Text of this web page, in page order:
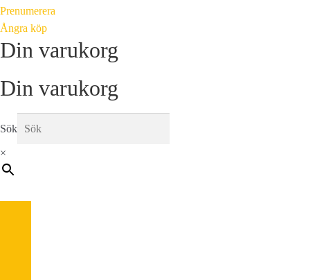
Prenumerera
Ångra köp
Din varukorg
Din varukorg
Sök
×